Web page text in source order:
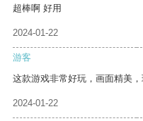
超棒啊 好用
2024-01-22
游客
这款游戏非常好玩，画面精美，
2024-01-22